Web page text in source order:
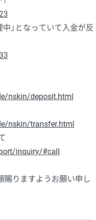
中」となっていて入金が反
nskin/deposit.html
nskin/transfer.html
inquiry/#call
賜りますようお願い申し